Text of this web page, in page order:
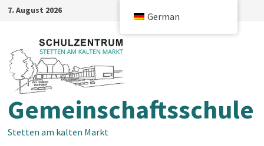
Zum7. August 2026
Gemeinschaftsschule
Stetten am kalten Markt
German